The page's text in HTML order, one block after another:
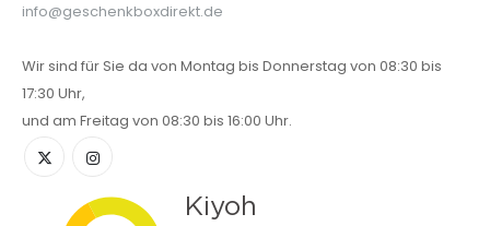
info@geschenkboxdirekt.de
Wir sind für Sie da von Montag bis Donnerstag von 08:30 bis
17:30 Uhr,
und am Freitag von 08:30 bis 16:00 Uhr.